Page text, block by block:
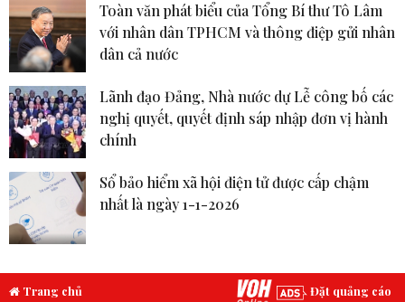
Toàn văn phát biểu của Tổng Bí thư Tô Lâm
với nhân dân TPHCM và thông điệp gửi nhân
dân cả nước
Lãnh đạo Đảng, Nhà nước dự Lễ công bố các
nghị quyết, quyết định sáp nhập đơn vị hành
chính
Sổ bảo hiểm xã hội điện tử được cấp chậm
nhất là ngày 1-1-2026
Trang chủ Đặt quảng cáo